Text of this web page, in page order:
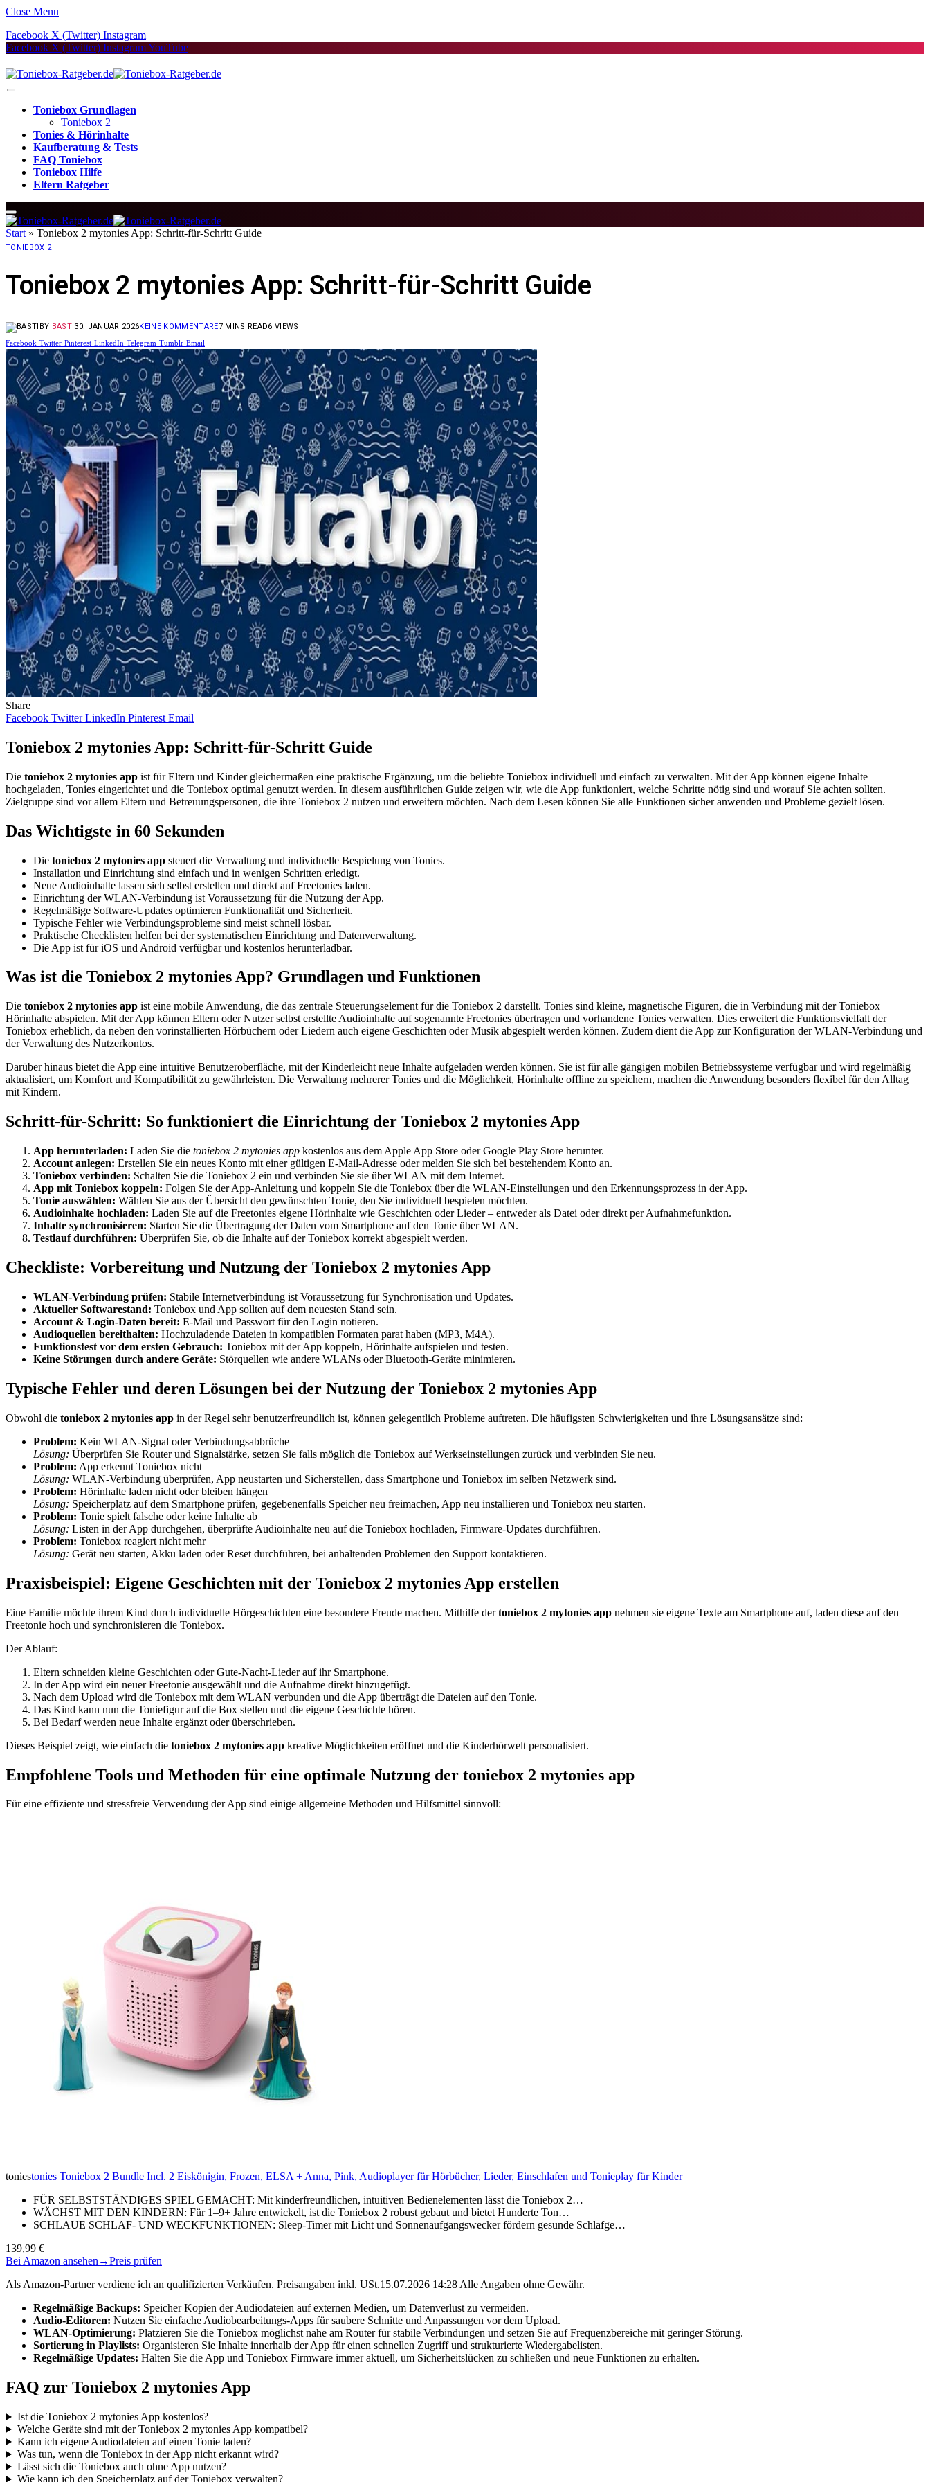
Close Menu
Facebook X (Twitter) Instagram
Facebook X (Twitter) InstagramYouTube
Toniebox Grundlagen
Toniebox 2
Tonies & Hörinhalte
Kaufberatung & Tests
FAQ Toniebox
Toniebox Hilfe
Eltern Ratgeber
Start » Toniebox 2 mytonies App: Schritt-für-Schritt Guide
TONIEBOX 2
Toniebox 2 mytonies App: Schritt-für-Schritt Guide
BY BASTI30. JANUAR 2026KEINE KOMMENTARE7 MINS READ6 VIEWS
Facebook Twitter Pinterest LinkedIn Telegram Tumblr Email
Share
Facebook Twitter LinkedIn Pinterest Email
Toniebox 2 mytonies App: Schritt-für-Schritt Guide
Die toniebox 2 mytonies app ist für Eltern und Kinder gleichermaßen eine praktische Ergänzung, um die beliebte Toniebox individuell und einfach zu verwalten. Mit der App können eigene Inhalte
hochgeladen, Tonies eingerichtet und die Toniebox optimal genutzt werden. In diesem ausführlichen Guide zeigen wir, wie die App funktioniert, welche Schritte nötig sind und worauf Sie achten sollten.
Zielgruppe sind vor allem Eltern und Betreuungspersonen, die ihre Toniebox 2 nutzen und erweitern möchten. Nach dem Lesen können Sie alle Funktionen sicher anwenden und Probleme gezielt lösen.
Das Wichtigste in 60 Sekunden
Die toniebox 2 mytonies app steuert die Verwaltung und individuelle Bespielung von Tonies.
Installation und Einrichtung sind einfach und in wenigen Schritten erledigt.
Neue Audioinhalte lassen sich selbst erstellen und direkt auf Freetonies laden.
Einrichtung der WLAN-Verbindung ist Voraussetzung für die Nutzung der App.
Regelmäßige Software-Updates optimieren Funktionalität und Sicherheit.
Typische Fehler wie Verbindungsprobleme sind meist schnell lösbar.
Praktische Checklisten helfen bei der systematischen Einrichtung und Datenverwaltung.
Die App ist für iOS und Android verfügbar und kostenlos herunterladbar.
Was ist die Toniebox 2 mytonies App? Grundlagen und Funktionen
Die toniebox 2 mytonies app ist eine mobile Anwendung, die das zentrale Steuerungselement für die Toniebox 2 darstellt. Tonies sind kleine, magnetische Figuren, die in Verbindung mit der Toniebox
Hörinhalte abspielen. Mit der App können Eltern oder Nutzer selbst erstellte Audioinhalte auf sogenannte Freetonies übertragen und vorhandene Tonies verwalten. Dies erweitert die Funktionsvielfalt der
Toniebox erheblich, da neben den vorinstallierten Hörbüchern oder Liedern auch eigene Geschichten oder Musik abgespielt werden können. Zudem dient die App zur Konfiguration der WLAN-Verbindung und
der Verwaltung des Nutzerkontos.
Darüber hinaus bietet die App eine intuitive Benutzeroberfläche, mit der Kinderleicht neue Inhalte aufgeladen werden können. Sie ist für alle gängigen mobilen Betriebssysteme verfügbar und wird regelmäßig
aktualisiert, um Komfort und Kompatibilität zu gewährleisten. Die Verwaltung mehrerer Tonies und die Möglichkeit, Hörinhalte offline zu speichern, machen die Anwendung besonders flexibel für den Alltag
mit Kindern.
Schritt-für-Schritt: So funktioniert die Einrichtung der Toniebox 2 mytonies App
App herunterladen: Laden Sie die toniebox 2 mytonies app kostenlos aus dem Apple App Store oder Google Play Store herunter.
Account anlegen: Erstellen Sie ein neues Konto mit einer gültigen E-Mail-Adresse oder melden Sie sich bei bestehendem Konto an.
Toniebox verbinden: Schalten Sie die Toniebox 2 ein und verbinden Sie sie über WLAN mit dem Internet.
App mit Toniebox koppeln: Folgen Sie der App-Anleitung und koppeln Sie die Toniebox über die WLAN-Einstellungen und den Erkennungsprozess in der App.
Tonie auswählen: Wählen Sie aus der Übersicht den gewünschten Tonie, den Sie individuell bespielen möchten.
Audioinhalte hochladen: Laden Sie auf die Freetonies eigene Hörinhalte wie Geschichten oder Lieder – entweder als Datei oder direkt per Aufnahmefunktion.
Inhalte synchronisieren: Starten Sie die Übertragung der Daten vom Smartphone auf den Tonie über WLAN.
Testlauf durchführen: Überprüfen Sie, ob die Inhalte auf der Toniebox korrekt abgespielt werden.
Checkliste: Vorbereitung und Nutzung der Toniebox 2 mytonies App
WLAN-Verbindung prüfen: Stabile Internetverbindung ist Voraussetzung für Synchronisation und Updates.
Aktueller Softwarestand: Toniebox und App sollten auf dem neuesten Stand sein.
Account & Login-Daten bereit: E-Mail und Passwort für den Login notieren.
Audioquellen bereithalten: Hochzuladende Dateien in kompatiblen Formaten parat haben (MP3, M4A).
Funktionstest vor dem ersten Gebrauch: Toniebox mit der App koppeln, Hörinhalte aufspielen und testen.
Keine Störungen durch andere Geräte: Störquellen wie andere WLANs oder Bluetooth-Geräte minimieren.
Typische Fehler und deren Lösungen bei der Nutzung der Toniebox 2 mytonies App
Obwohl die toniebox 2 mytonies app in der Regel sehr benutzerfreundlich ist, können gelegentlich Probleme auftreten. Die häufigsten Schwierigkeiten und ihre Lösungsansätze sind:
Problem: Kein WLAN-Signal oder Verbindungsabbrüche
Lösung: Überprüfen Sie Router und Signalstärke, setzen Sie falls möglich die Toniebox auf Werkseinstellungen zurück und verbinden Sie neu.
Problem: App erkennt Toniebox nicht
Lösung: WLAN-Verbindung überprüfen, App neustarten und Sicherstellen, dass Smartphone und Toniebox im selben Netzwerk sind.
Problem: Hörinhalte laden nicht oder bleiben hängen
Lösung: Speicherplatz auf dem Smartphone prüfen, gegebenenfalls Speicher neu freimachen, App neu installieren und Toniebox neu starten.
Problem: Tonie spielt falsche oder keine Inhalte ab
Lösung: Listen in der App durchgehen, überprüfte Audioinhalte neu auf die Toniebox hochladen, Firmware-Updates durchführen.
Problem: Toniebox reagiert nicht mehr
Lösung: Gerät neu starten, Akku laden oder Reset durchführen, bei anhaltenden Problemen den Support kontaktieren.
Praxisbeispiel: Eigene Geschichten mit der Toniebox 2 mytonies App erstellen
Eine Familie möchte ihrem Kind durch individuelle Hörgeschichten eine besondere Freude machen. Mithilfe dertoniebox 2 mytonies app nehmen sie eigene Texte am Smartphone auf, laden diese auf den
Freetonie hoch und synchronisieren die Toniebox.
Der Ablauf:
Eltern schneiden kleine Geschichten oder Gute-Nacht-Lieder auf ihr Smartphone.
In der App wird ein neuer Freetonie ausgewählt und die Aufnahme direkt hinzugefügt.
Nach dem Upload wird die Toniebox mit dem WLAN verbunden und die App überträgt die Dateien auf den Tonie.
Das Kind kann nun die Toniefigur auf die Box stellen und die eigene Geschichte hören.
Bei Bedarf werden neue Inhalte ergänzt oder überschrieben.
Dieses Beispiel zeigt, wie einfach die toniebox 2 mytonies app kreative Möglichkeiten eröffnet und die Kinderhörwelt personalisiert.
Empfohlene Tools und Methoden für eine optimale Nutzung der toniebox 2 mytonies app
Für eine effiziente und stressfreie Verwendung der App sind einige allgemeine Methoden und Hilfsmittel sinnvoll:
toniestonies Toniebox 2 Bundle Incl. 2 Eiskönigin, Frozen, ELSA + Anna, Pink, Audioplayer für Hörbücher, Lieder, Einschlafen und Tonieplay für Kinder
FÜR SELBSTSTÄNDIGES SPIEL GEMACHT: Mit kinderfreundlichen, intuitiven Bedienelementen lässt die Toniebox 2…
WÄCHST MIT DEN KINDERN: Für 1–9+ Jahre entwickelt, ist die Toniebox 2 robust gebaut und bietet Hunderte Ton…
SCHLAUE SCHLAF- UND WECKFUNKTIONEN: Sleep-Timer mit Licht und Sonnenaufgangswecker fördern gesunde Schlafge…
139,99 €
Bei Amazon ansehen→Preis prüfen
Als Amazon-Partner verdiene ich an qualifizierten Verkäufen. Preisangaben inkl. USt.15.07.2026 14:28 Alle Angaben ohne Gewähr.
Regelmäßige Backups: Speicher Kopien der Audiodateien auf externen Medien, um Datenverlust zu vermeiden.
Audio-Editoren: Nutzen Sie einfache Audiobearbeitungs-Apps für saubere Schnitte und Anpassungen vor dem Upload.
WLAN-Optimierung: Platzieren Sie die Toniebox möglichst nahe am Router für stabile Verbindungen und setzen Sie auf Frequenzbereiche mit geringer Störung.
Sortierung in Playlists: Organisieren Sie Inhalte innerhalb der App für einen schnellen Zugriff und strukturierte Wiedergabelisten.
Regelmäßige Updates: Halten Sie die App und Toniebox Firmware immer aktuell, um Sicherheitslücken zu schließen und neue Funktionen zu erhalten.
FAQ zur Toniebox 2 mytonies App
Ist die Toniebox 2 mytonies App kostenlos?
Welche Geräte sind mit der Toniebox 2 mytonies App kompatibel?
Kann ich eigene Audiodateien auf einen Tonie laden?
Was tun, wenn die Toniebox in der App nicht erkannt wird?
Lässt sich die Toniebox auch ohne App nutzen?
Wie kann ich den Speicherplatz auf der Toniebox verwalten?